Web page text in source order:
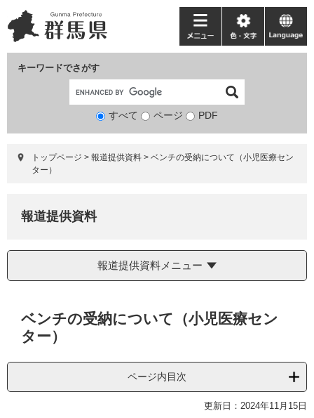
ー
ジ
ニ
ュ
て
キーワードでさがす
検
象
すべて ページ PDF
メ
ニ
ー
色・
文
language
トップページ > 報道提供資料 > ベンチの受納について（小児医療セン
ター）
報道提供資料
報道提供資料メニュー
ベンチの受納について（小児医療セン
ター）
ページ内目次
更新日：2024年11月15日